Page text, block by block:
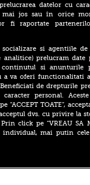
de 4.500
secretul
piramidelor
Rusiei după ce o
a paralizat
din Leipzig: „O
complet
bună țară în care să
în 2026 este din
Cum arată top 10
datelor cu
mai jos sau în orice
fi raportate
si agentiile
prelucram date
continutul si anunturile
a va oferi functionalitati
de drepturile
caracter personal.
“ACCEPT TOATE”,
dvs. cu privire la
click pe “VREAU SA
mai putin cele